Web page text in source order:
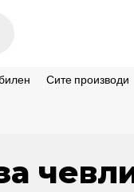
Сите производи